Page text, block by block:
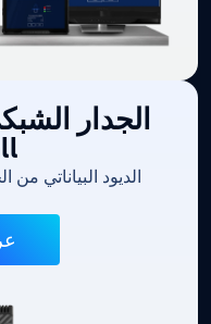
الديود البياناتي من